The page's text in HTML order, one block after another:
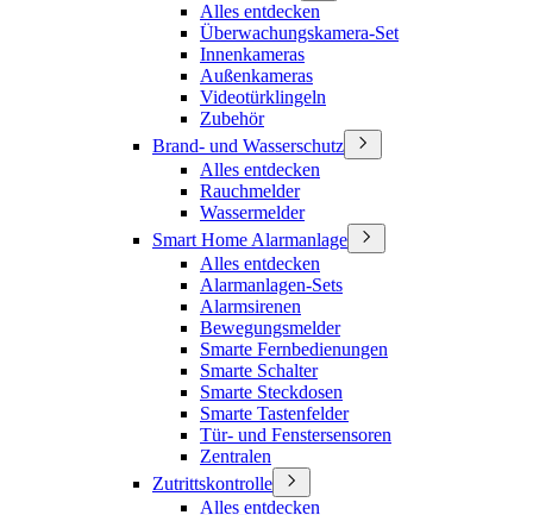
Alles entdecken
Überwachungskamera-Set
Innenkameras
Außenkameras
Videotürklingeln
Zubehör
Brand- und Wasserschutz
Alles entdecken
Rauchmelder
Wassermelder
Smart Home Alarmanlage
Alles entdecken
Alarmanlagen-Sets
Alarmsirenen
Bewegungsmelder
Smarte Fernbedienungen
Smarte Schalter
Smarte Steckdosen
Smarte Tastenfelder
Tür- und Fenstersensoren
Zentralen
Zutrittskontrolle
Alles entdecken